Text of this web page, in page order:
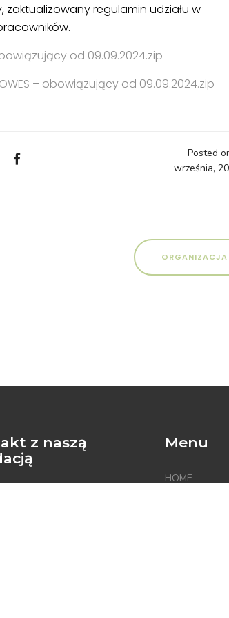
zaktualizowany regulamin udziału w
od 09.09.2024.zip
– obowiązujący od 09.09.2024.zip
Posted
września,
z naszą
Menu
HOME